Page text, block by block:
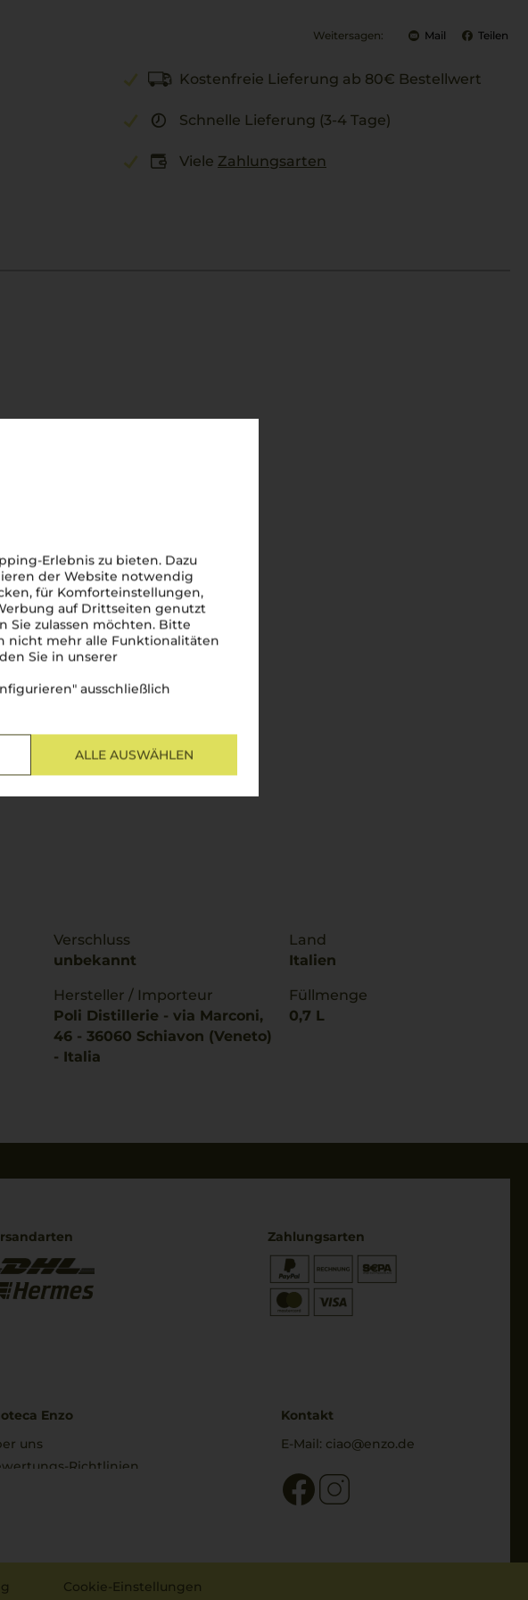
Erlebnis zu bieten. Dazu
der Website notwendig
für Komforteinstellungen,
auf Drittseiten genutzt
Sie zulassen möchten. Bitte
nicht mehr alle Funktionalitäten
Sie in unserer
ausschließlich
ALLE AUSWÄHLEN
Weitersagen: Mail Teilen
Kostenfreie Lieferung ab 80€ Bestellwert
Schnelle Lieferung (3-4 Tage)
Viele Zahlungsarten
Verschluss
unbekannt
Hersteller / Importeur
Poli Distillerie - via Marconi,
46 - 36060 Schiavon (Veneto)
- Italia
Land
Italien
Füllmenge
0,7 L
Enzo
uns
Richtlinien
Zahlungsarten
Kontakt
E-Mail: ciao@enzo.de
Cookie-Einstellungen